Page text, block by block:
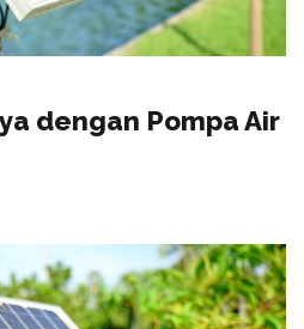
dengan Pompa Air